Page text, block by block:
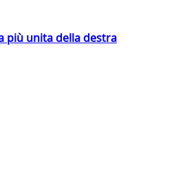
più unita della destra